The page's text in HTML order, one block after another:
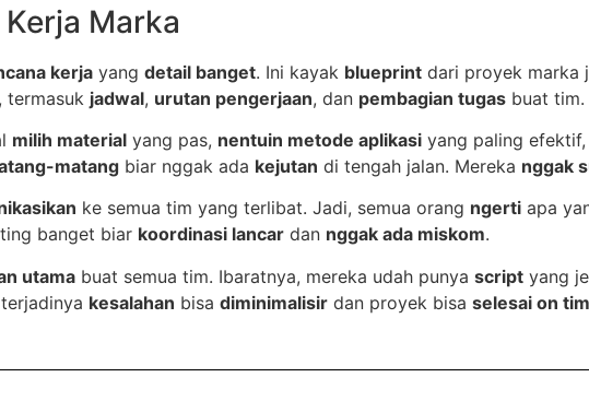
Marka
kerja yang detail banget. Ini kayak blueprint dari proyek marka
termasuk jadwal, urutan pengerjaan, dan pembagian tugas buat tim.
milih material yang pas, nentuin metode aplikasi yang paling
matang biar nggak ada kejutan di tengah jalan. Mereka nggak
ke semua tim yang terlibat. Jadi, semua orang ngerti apa
banget biar koordinasi lancar dan nggak ada miskom.
utama buat semua tim. Ibaratnya, mereka udah punya script yang
kesalahan bisa diminimalisir dan proyek bisa selesai on